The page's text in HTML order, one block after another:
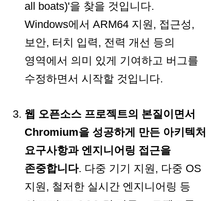
all boats)'을 찾을 것입니다.
Windows에서 ARM64 지원, 접근성,
보안, 터치 입력, 전력 개선 등의
영역에서 의미 있게 기여하고 버그를
수정하면서 시작할 것입니다.
웹 오픈소스 프로젝트의 본질이면서
Chromium을 성공하게 만든 아키텍처
요구사항과 엔지니어링 접근을
존중합니다. 다중 기기 지원, 다중 OS
지원, 철저한 실시간 엔지니어링 등